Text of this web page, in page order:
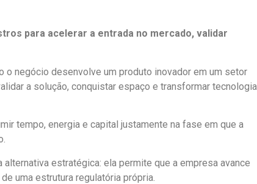
para acelerar a entrada no mercado, validar
o negócio desenvolve um produto inovador em um setor
a solução, conquistar espaço e transformar tecnologia
tempo, energia e capital justamente na fase em que a
alternativa estratégica: ela permite que a empresa avance
uma estrutura regulatória própria.